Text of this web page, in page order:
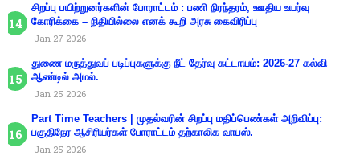
சிறப்பு பயிற்றுனர்களின் போராட்டம் : பணி நிரந்தரம், ஊதிய உயர்வு
கோரிக்கை – நிதியில்லை எனக் கூறி அரசு கைவிரிப்பு
Jan 27 2026
துணை மருத்துவப் படிப்புகளுக்கு நீட் தேர்வு கட்டாயம்: 2026-27 கல்வி
ஆண்டில் அமல்.
Jan 25 2026
Part Time Teachers | முதல்வரின் சிறப்பு மதிப்பெண்கள் அறிவிப்பு:
பகுதிநேர ஆசிரியர்கள் போராட்டம் தற்காலிக வாபஸ்.
Jan 25 2026